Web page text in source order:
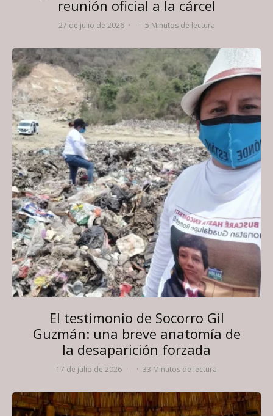
reunión oficial a la cárcel
27 de julio de 2026 · · 5 Minutos de lectura
El testimonio de Socorro Gil
Guzmán: una breve anatomía de
la desaparición forzada
17 de julio de 2026 · · 33 Minutos de lectura